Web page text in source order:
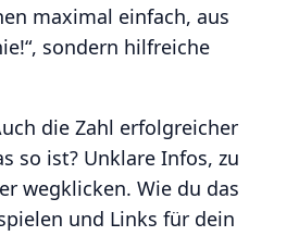
maximal einfach, aus
sondern hilfreiche
die Zahl erfolgreicher
so ist? Unklare Infos, zu
wegklicken. Wie du das
und Links für dein